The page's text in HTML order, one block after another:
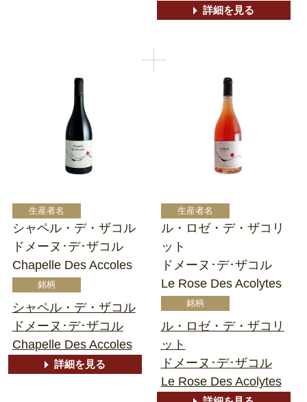
詳細を見る
シャペル・デ・ザコル
ドメーヌ･デ･ザコル
Chapelle Des Accoles
シャペル・デ・ザコル
ドメーヌ･デ･ザコル
Chapelle Des Accoles
詳細を見る
ル・ロゼ・デ・ザコリ
ット
ドメーヌ･デ･ザコル
Le Rose Des Acolytes
ル・ロゼ・デ・ザコリ
ット
ドメーヌ･デ･ザコル
Le Rose Des Acolytes